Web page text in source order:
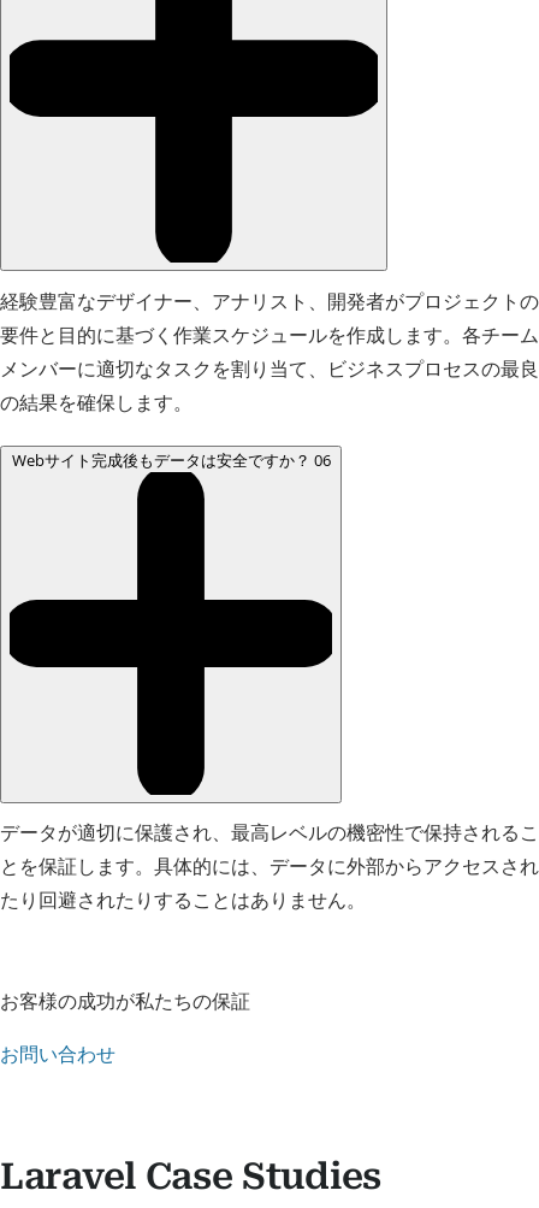
経験豊富なデザイナー、アナリスト、開発者がプロジェクトの
要件と目的に基づく作業スケジュールを作成します。各チーム
メンバーに適切なタスクを割り当て、ビジネスプロセスの最良
の結果を確保します。
Webサイト完成後もデータは安全ですか？ 06
データが適切に保護され、最高レベルの機密性で保持されるこ
とを保証します。具体的には、データに外部からアクセスされ
たり回避されたりすることはありません。
お客様の成功が私たちの保証
お問い合わせ
Laravel Case Studies